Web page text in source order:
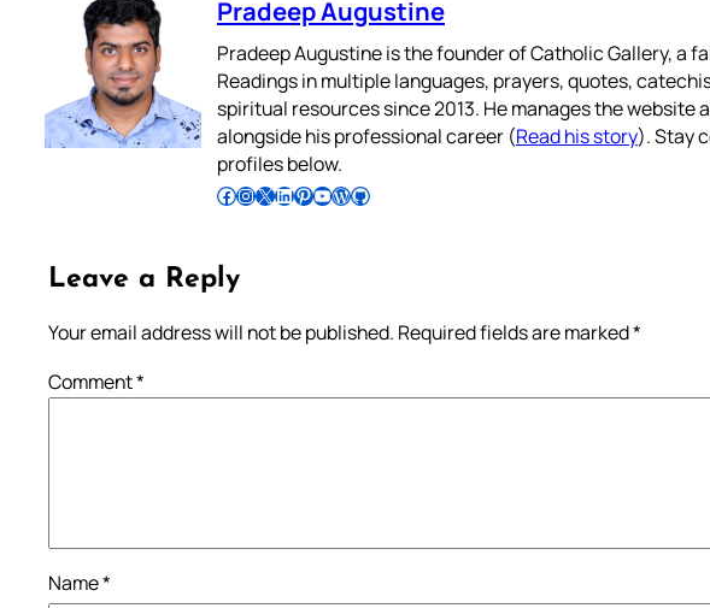
Pradeep Augustine
Pradeep Augustine is the founder of Catholic Gallery, a
Readings in multiple languages, prayers, quotes,
spiritual resources since 2013. He manages the website
alongside his professional career (Read his story). Stay
profiles below.
Follow Pradeep on Facebook Follow Pradeep on InstagramFollow Pradeep on X Follow Pradeep on LinkedIn Follow Pradeep on Pinterest Subscribe to Pradeep’s Youtube Channel Follow Pradeep on WordPress Follow Pradeep on GitHub
Leave a Reply
Your email address will not be published. Required fields are marked*
Comment*
Name*